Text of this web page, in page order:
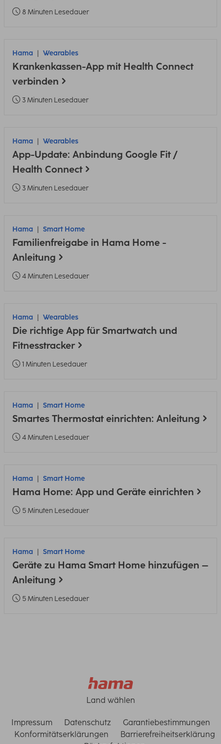
8 Minuten Lesedauer
Hama Wearables
Krankenkassen-App mit Health Connect
verbinden
3 Minuten Lesedauer
Hama Wearables
App-Update: Anbindung Google Fit /
Health Connect
3 Minuten Lesedauer
Hama Smart Home
Familienfreigabe in Hama Home -
Anleitung
4 Minuten Lesedauer
Hama Wearables
Die richtige App für Smartwatch und
Fitnesstracker
1 Minuten Lesedauer
Hama Smart Home
Smartes Thermostat einrichten: Anleitung
4 Minuten Lesedauer
Hama Smart Home
Hama Home: App und Geräte einrichten
5 Minuten Lesedauer
Hama Smart Home
Geräte zu Hama Smart Home hinzufügen –
Anleitung
5 Minuten Lesedauer
Land wählen
Impressum Datenschutz
Garantiebestimmungen
Konformitätserklärungen
Barrierefreiheitserklärung